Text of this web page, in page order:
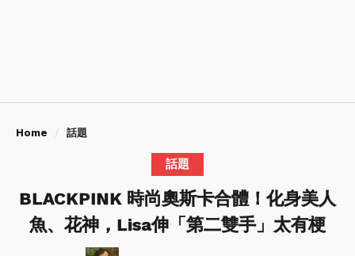
Home 話題
話題
BLACKPINK 時尚奧斯卡合體！化身美人
魚、花神，Lisa伸「第二雙手」太有梗